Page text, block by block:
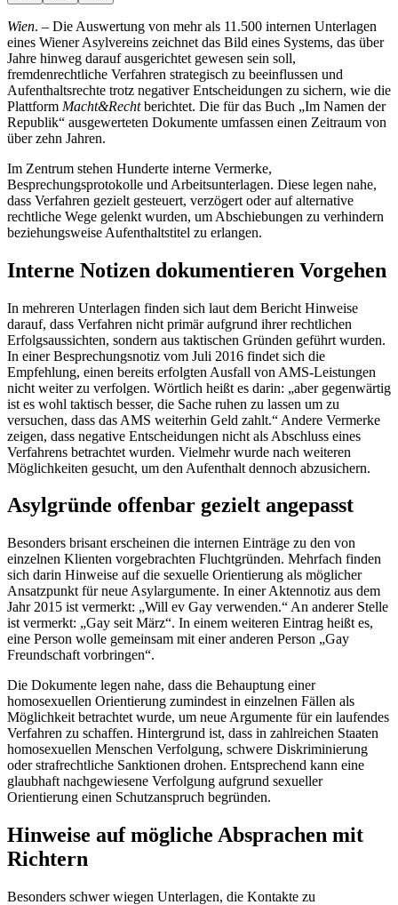
Wien. – Die Auswertung von mehr als 11.500 internen Unterlagen
eines Wiener Asylvereins zeichnet das Bild eines Systems, das über
Jahre hinweg darauf ausgerichtet gewesen sein soll,
fremdenrechtliche Verfahren strategisch zu beeinflussen und
Aufenthaltsrechte trotz negativer Entscheidungen zu sichern, wie die
Plattform Macht&Rechtberichtet. Die für das Buch „Im Namen der
Republik“ ausgewerteten Dokumente umfassen einen Zeitraum von
über zehn Jahren.
Im Zentrum stehen Hunderte interne Vermerke,
Besprechungsprotokolle und Arbeitsunterlagen. Diese legen nahe,
dass Verfahren gezielt gesteuert, verzögert oder auf alternative
rechtliche Wege gelenkt wurden, um Abschiebungen zu verhindern
beziehungsweise Aufenthaltstitel zu erlangen.
Interne Notizen dokumentieren Vorgehen
In mehreren Unterlagen finden sich laut dem Bericht Hinweise
darauf, dass Verfahren nicht primär aufgrund ihrer rechtlichen
Erfolgsaussichten, sondern aus taktischen Gründen geführt wurden.
In einer Besprechungsnotiz vom Juli 2016 findet sich die
Empfehlung, einen bereits erfolgten Ausfall von AMS-Leistungen
nicht weiter zu verfolgen. Wörtlich heißt es darin: „aber gegenwärtig
ist es wohl taktisch besser, die Sache ruhen zu lassen um zu
versuchen, dass das AMS weiterhin Geld zahlt.“ Andere Vermerke
zeigen, dass negative Entscheidungen nicht als Abschluss eines
Verfahrens betrachtet wurden. Vielmehr wurde nach weiteren
Möglichkeiten gesucht, um den Aufenthalt dennoch abzusichern.
Asylgründe offenbar gezielt angepasst
Besonders brisant erscheinen die internen Einträge zu den von
einzelnen Klienten vorgebrachten Fluchtgründen. Mehrfach finden
sich darin Hinweise auf die sexuelle Orientierung als möglicher
Ansatzpunkt für neue Asylargumente. In einer Aktennotiz aus dem
Jahr 2015 ist vermerkt: „Will ev Gay verwenden.“ An anderer Stelle
ist vermerkt: „Gay seit März“. In einem weiteren Eintrag heißt es,
eine Person wolle gemeinsam mit einer anderen Person „Gay
Freundschaft vorbringen“.
Die Dokumente legen nahe, dass die Behauptung einer
homosexuellen Orientierung zumindest in einzelnen Fällen als
Möglichkeit betrachtet wurde, um neue Argumente für ein laufendes
Verfahren zu schaffen. Hintergrund ist, dass in zahlreichen Staaten
homosexuellen Menschen Verfolgung, schwere Diskriminierung
oder strafrechtliche Sanktionen drohen. Entsprechend kann eine
glaubhaft nachgewiesene Verfolgung aufgrund sexueller
Orientierung einen Schutzanspruch begründen.
Hinweise auf mögliche Absprachen mit
Richtern
Besonders schwer wiegen Unterlagen, die Kontakte zu